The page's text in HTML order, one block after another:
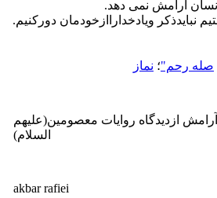
آرامش نمی دهد.
نبایدذکر ویادخداراازخودمان دورکنیم.
صله رحم"؛ نماز
ازدیدگاه روایات معصومین(علیهم
السلام)
akbar rafiei